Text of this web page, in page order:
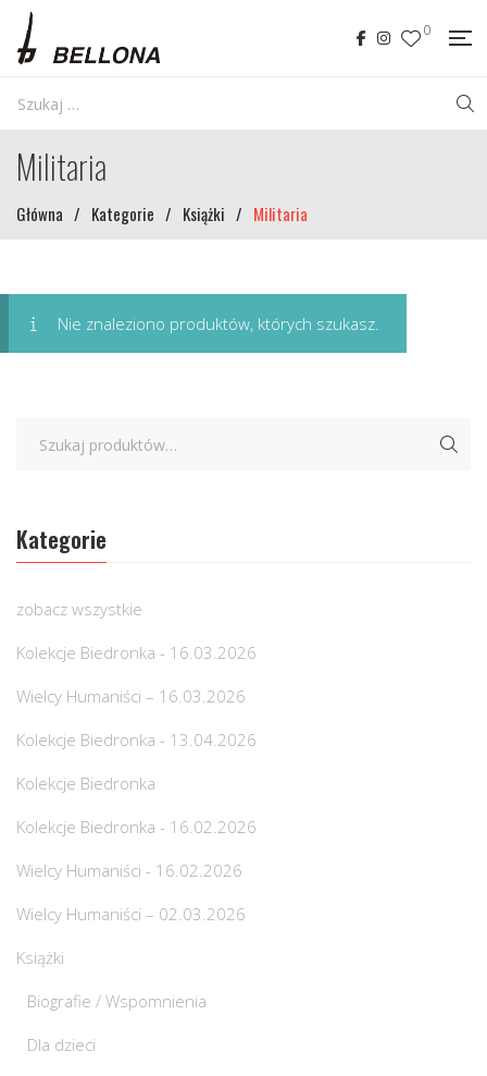
0
Militaria
Główna / Kategorie / Książki / Militaria
Nie znaleziono produktów, których szukasz.
Kategorie
zobacz wszystkie
Kolekcje Biedronka - 16.03.2026
Wielcy Humaniści – 16.03.2026
Kolekcje Biedronka - 13.04.2026
Kolekcje Biedronka
Kolekcje Biedronka - 16.02.2026
Wielcy Humaniści - 16.02.2026
Wielcy Humaniści – 02.03.2026
Książki
Biografie / Wspomnienia
Dla dzieci